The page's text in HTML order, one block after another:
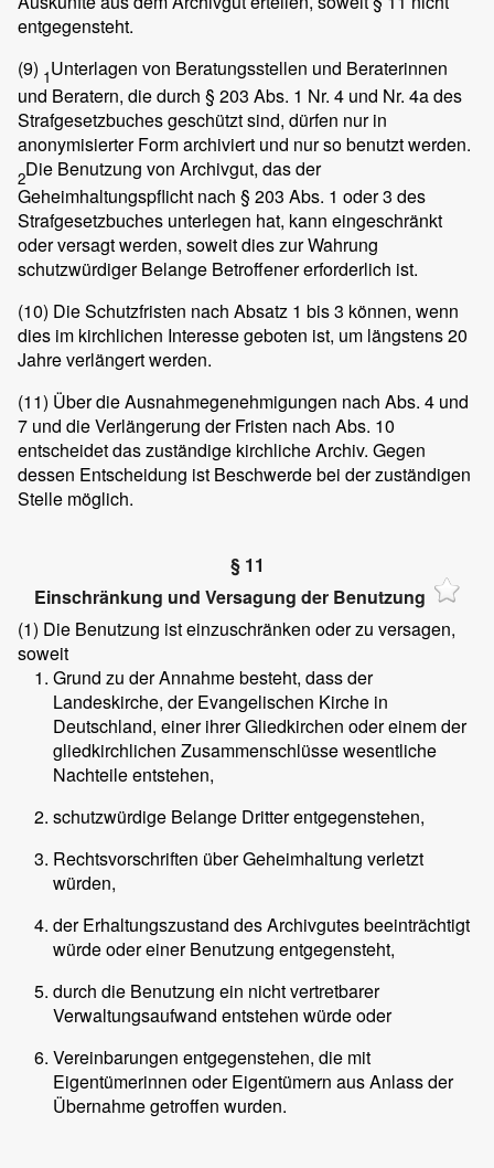
entgegensteht.
(9) 1Unterlagen von Beratungsstellen und Beraterinnen
und Beratern, die durch § 203 Abs. 1 Nr. 4 und Nr. 4a des
Strafgesetzbuches geschützt sind, dürfen nur in
anonymisierter Form archiviert und nur so benutzt werden.
2Die Benutzung von Archivgut, das der
Geheimhaltungspflicht nach § 203 Abs. 1 oder 3 des
Strafgesetzbuches unterlegen hat, kann eingeschränkt
oder versagt werden, soweit dies zur Wahrung
schutzwürdiger Belange Betroffener erforderlich ist.
(10) Die Schutzfristen nach Absatz 1 bis 3 können, wenn
dies im kirchlichen Interesse geboten ist, um längstens 20
Jahre verlängert werden.
(11) Über die Ausnahmegenehmigungen nach Abs. 4 und
7 und die Verlängerung der Fristen nach Abs. 10
entscheidet das zuständige kirchliche Archiv. Gegen
dessen Entscheidung ist Beschwerde bei der zuständigen
Stelle möglich.
§ 11
Einschränkung und Versagung der Benutzung
(1) Die Benutzung ist einzuschränken oder zu versagen,
soweit
Grund zu der Annahme besteht, dass der
Landeskirche, der Evangelischen Kirche in
Deutschland, einer ihrer Gliedkirchen oder einem der
gliedkirchlichen Zusammenschlüsse wesentliche
Nachteile entstehen,
schutzwürdige Belange Dritter entgegenstehen,
Rechtsvorschriften über Geheimhaltung verletzt
würden,
der Erhaltungszustand des Archivgutes beeinträchtigt
würde oder einer Benutzung entgegensteht,
durch die Benutzung ein nicht vertretbarer
Verwaltungsaufwand entstehen würde oder
Vereinbarungen entgegenstehen, die mit
Eigentümerinnen oder Eigentümern aus Anlass der
Übernahme getroffen wurden.